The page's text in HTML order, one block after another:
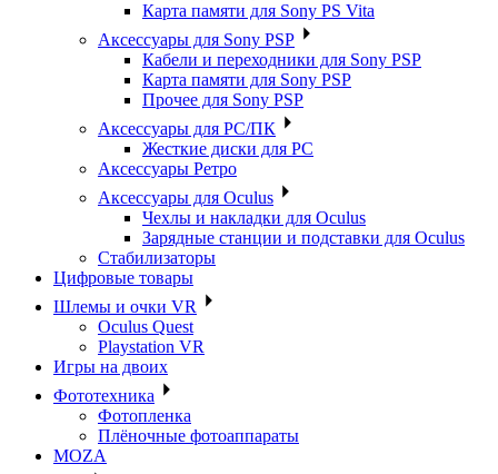
Карта памяти для Sony PS Vita
Аксессуары для Sony PSP
Кабели и переходники для Sony PSP
Карта памяти для Sony PSP
Прочее для Sony PSP
Аксессуары для PC/ПК
Жесткие диски для PC
Аксессуары Ретро
Аксессуары для Oculus
Чехлы и накладки для Oculus
Зарядные станции и подставки для Oculus
Стабилизаторы
Цифровые товары
Шлемы и очки VR
Oculus Quest
Playstation VR
Игры на двоих
Фототехника
Фотопленка
Плёночные фотоаппараты
MOZA